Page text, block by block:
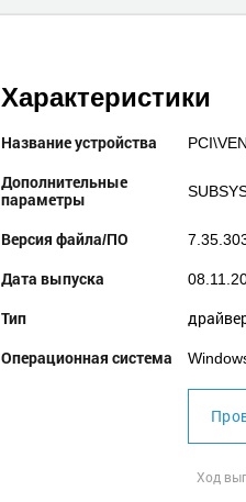
Характеристики
Название устройства
Дополнительные
параметры
Версия файла/ПО
Дата выпуска
Тип
Операционная система
Ход